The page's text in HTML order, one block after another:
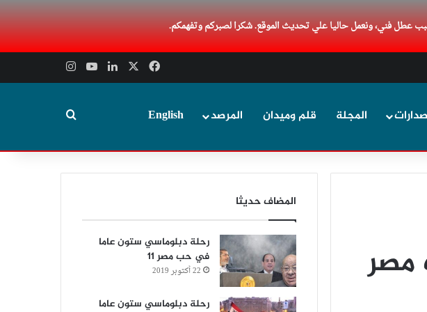
عطل فني، ونعمل حاليا علي تحديث الموقع. شكرا لصبركم وتفهمكم.
فيسبوك لينكدإن‫YouTubeانستقرام
المجلة قلم وميدان المرصد English بحث عن
مصر
المضاف حديثا
رحلة دبلوماسي ستون عاما
في حب مصر 11
22 أكتوبر 2019
رحلة دبلوماسي ستون عاما